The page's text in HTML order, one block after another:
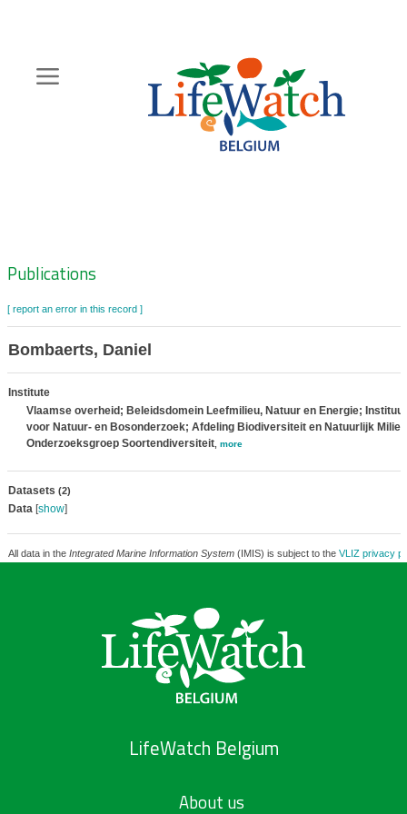
content
Zoeknavigatie
Publications
[ report an error in this record ]
Bombaerts, Daniel
Institute
Vlaamse overheid; Beleidsdomein Leefmilieu, Natuur en Energie; Instituut
voor Natuur- en Bosonderzoek; Afdeling Biodiversiteit en Natuurlijk
Onderzoeksgroep Soortendiversiteit, more
Datasets (2)
Data[show]
All data in the Integrated Marine Information System(IMIS) is subject to the VLIZ privacy
LifeWatch Belgium
About us